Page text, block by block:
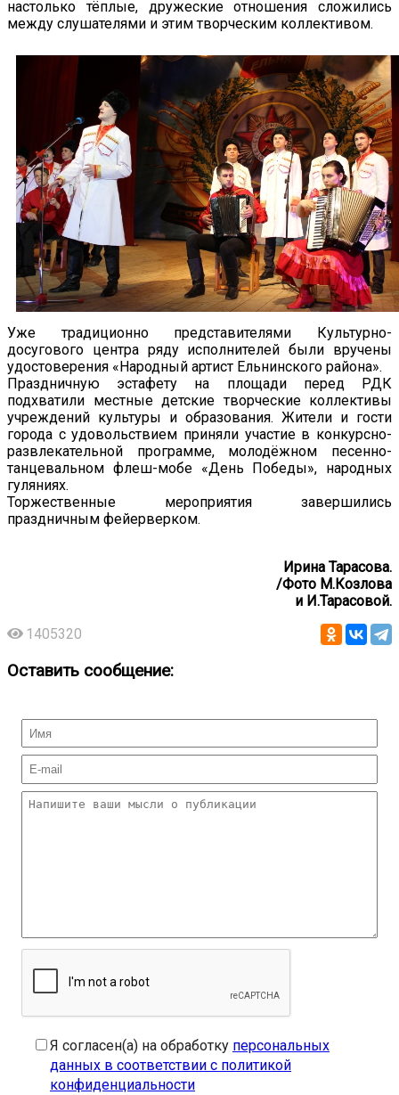
настолько тёплые, дружеские отношения сложились
между слушателями и этим творческим коллективом.
Уже традиционно представителями Культурно-
досугового центра ряду исполнителей были вручены
удостоверения «Народный артист Ельнинского района».
Праздничную эстафету на площади перед РДК
подхватили местные детские творческие коллективы
учреждений культуры и образования. Жители и гости
города с удовольствием приняли участие в конкурсно-
развлекательной программе, молодёжном песенно-
танцевальном флеш-мобе «День Победы», народных
гуляниях.
Торжественные мероприятия завершились
праздничным фейерверком.
Ирина Тарасова.
/Фото М.Козлова
и И.Тарасовой.
1405320
Оставить сообщение:
Я согласен(а) на обработку персональных
данных в соответствии с политикой
конфиденциальности